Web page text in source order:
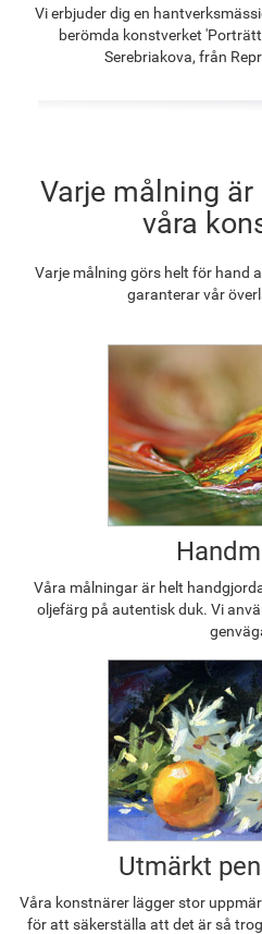
1 275.42kr 990.64kr
Vi erbjuder dig en
berömda konstverket
Serebriakova, från
Varje målning
våra
Varje målning görs helt för hand
garanterar vår
Våra målningar är helt
oljefärg på autentisk duk. Vi
Utmärkt
Våra konstnärer lägger stor
för att säkerställa att det är så